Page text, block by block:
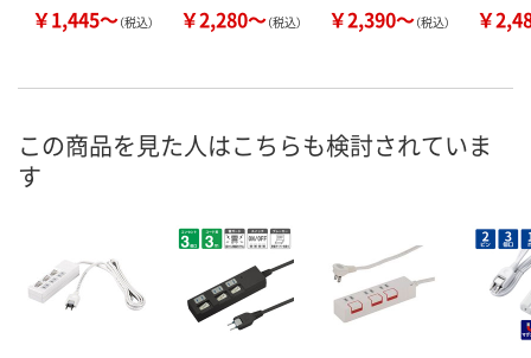
￥1,445～（税込） ￥2,280～（税込） ￥2,390～（税込） ￥
この商品を見た人はこちらも検討されていま
す